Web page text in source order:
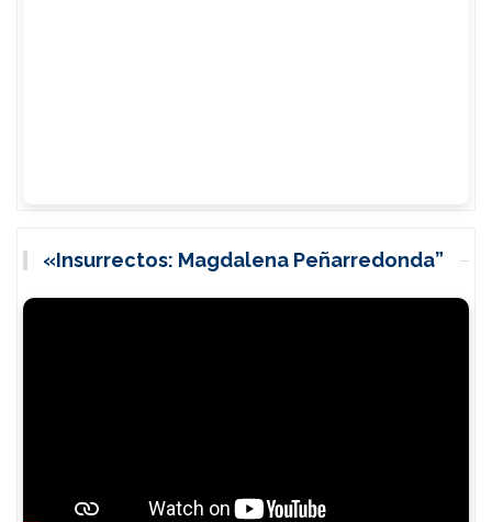
«Insurrectos: Magdalena Peñarredonda”